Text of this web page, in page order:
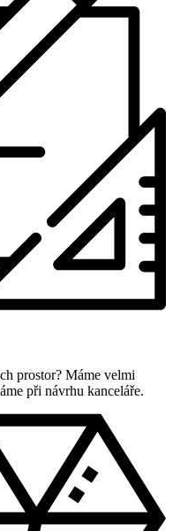
prostor? Máme velmi
při návrhu kanceláře.